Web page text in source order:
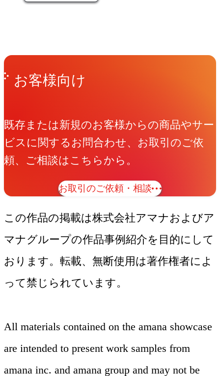
Get in Touchお問い合わせ
お客様向け
既存または新規のお客様からの商品やサー
ビスに関するお問合わせ、お取引のご依
頼、ご相談はこちらから。
お取引のご依頼・相談
この作品の掲載は株式会社アマナおよびア
マナグループの作品事例紹介を目的にして
おります。転載、無断使用は著作権者によ
って禁じられています。
All materials contained on the amana showcase
are intended to present work samples from
amana inc. and amana group and may not be